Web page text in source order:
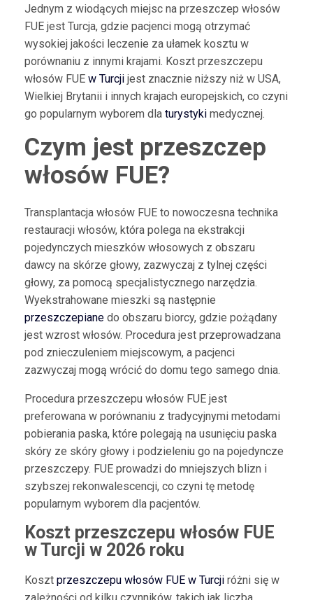
Jednym z wiodących miejsc na przeszczep włosów
FUE jest Turcja, gdzie pacjenci mogą otrzymać
wysokiej jakości leczenie za ułamek kosztu w
porównaniu z innymi krajami. Koszt przeszczepu
włosów FUE w Turcjijest znacznie niższy niż w USA,
Wielkiej Brytanii i innych krajach europejskich, co czyni
go popularnym wyborem dla turystykimedycznej.
Czym jest przeszczep
włosów FUE?
Transplantacja włosów FUE to nowoczesna technika
restauracji włosów, która polega na ekstrakcji
pojedynczych mieszków włosowych z obszaru
dawcy na skórze głowy, zazwyczaj z tylnej części
głowy, za pomocą specjalistycznego narzędzia.
Wyekstrahowane mieszki są następnie
przeszczepianedo obszaru biorcy, gdzie pożądany
jest wzrost włosów. Procedura jest przeprowadzana
pod znieczuleniem miejscowym, a pacjenci
zazwyczaj mogą wrócić do domu tego samego dnia.
Procedura przeszczepu włosów FUE jest
preferowana w porównaniu z tradycyjnymi metodami
pobierania paska, które polegają na usunięciu paska
skóry ze skóry głowy i podzieleniu go na pojedyncze
przeszczepy. FUE prowadzi do mniejszych blizn i
szybszej rekonwalescencji, co czyni tę metodę
popularnym wyborem dla pacjentów.
Koszt przeszczepu włosów FUE
w Turcji w 2026 roku
Koszt przeszczepu włosów FUE w Turcjiróżni się w